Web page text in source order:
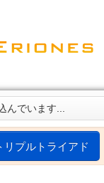
んでいます...
リプルトライアド